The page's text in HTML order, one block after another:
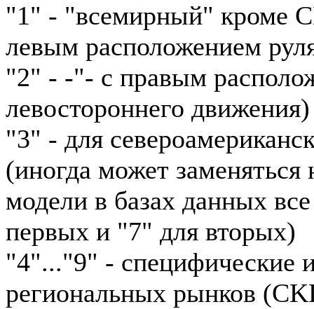
"1" - "всемирный" кроме
левым расположением
"2" - -"- с правым
левостороннего движения)
"3" - для
(иногда может
модели в базах данных
первых и "7" для вторых)
"4"..."9" - специфические
региональных рынков